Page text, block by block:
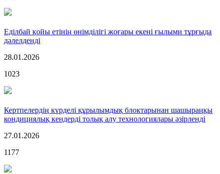
Еділбай қойы етінің өнімділігі жоғары екені ғылыми тұрғыда
дәлелденді
28.01.2026
1023
Кертпелердің күрделі құрылымдық блоктарынан шашыраңқы
кондициялық кендерді толық алу технологиялары әзірленді
27.01.2026
1177